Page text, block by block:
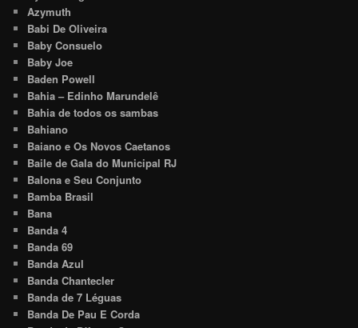
Azymuth
Babi De Oliveira
Baby Consuelo
Baby Joe
Baden Powell
Bahia – Edinho Marundelê
Bahia de todos os sambas
Bahiano
Baiano e Os Novos Caetanos
Baile de Gala do Municipal RJ
Balona e Seu Conjunto
Bamba Brasil
Bana
Banda 4
Banda 69
Banda Azul
Banda Chantecler
Banda de 7 Léguas
Banda De Pau E Corda